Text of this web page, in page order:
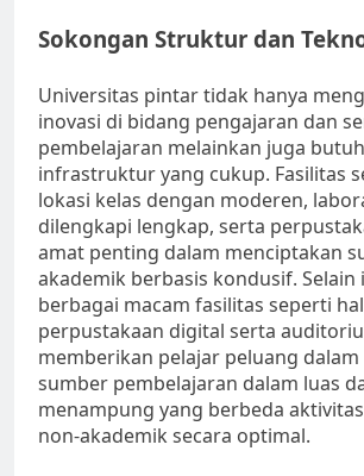
Sokongan Struktur dan
Universitas pintar tidak hanya
inovasi di bidang pengajaran dan
pembelajaran melainkan juga
infrastruktur yang cukup. Fasilitas
lokasi kelas dengan moderen,
dilengkapi lengkap, serta
amat penting dalam menciptakan
akademik berbasis kondusif. Selain
berbagai macam fasilitas seperti
perpustakaan digital serta
memberikan pelajar peluang
sumber pembelajaran dalam luas
menampung yang berbeda
non-akademik secara optimal.